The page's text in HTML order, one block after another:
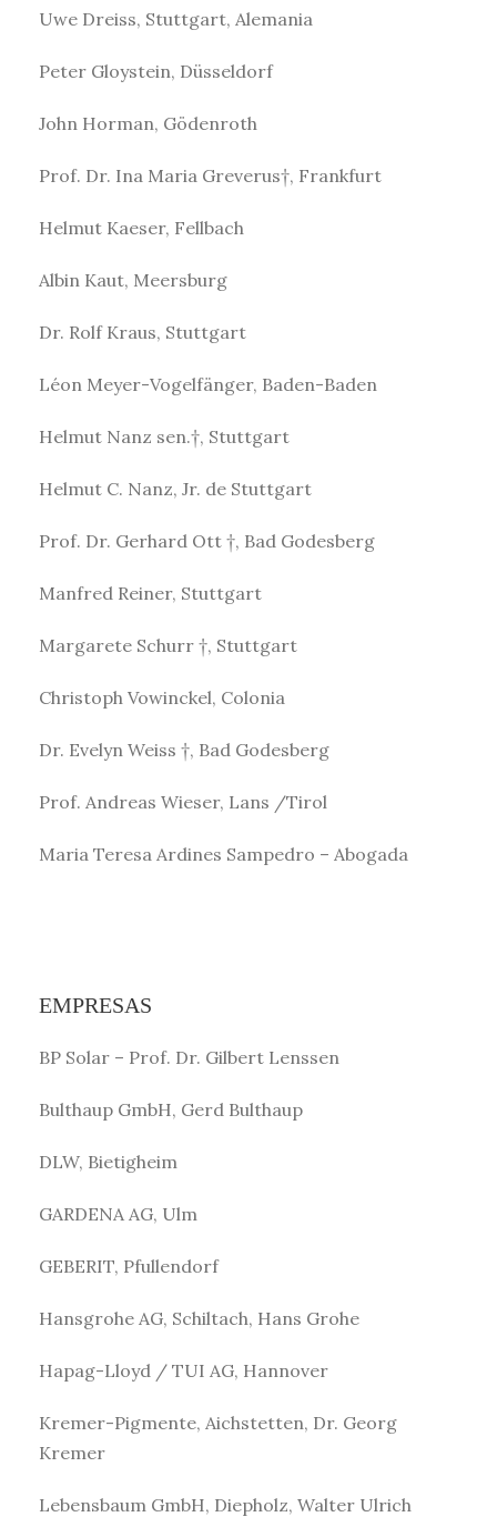
Uwe Dreiss, Stuttgart, Alemania
Peter Gloystein, Düsseldorf
John Horman, Gödenroth
Prof. Dr. Ina Maria Greverus†, Frankfurt
Helmut Kaeser, Fellbach
Albin Kaut, Meersburg
Dr. Rolf Kraus, Stuttgart
Léon Meyer-Vogelfänger, Baden-Baden
Helmut Nanz sen.†, Stuttgart
Helmut C. Nanz, Jr. de Stuttgart
Prof. Dr. Gerhard Ott †, Bad Godesberg
Manfred Reiner, Stuttgart
Margarete Schurr †, Stuttgart
Christoph Vowinckel, Colonia
Dr. Evelyn Weiss †, Bad Godesberg
Prof. Andreas Wieser, Lans /Tirol
Maria Teresa Ardines Sampedro – Abogada
EMPRESAS
BP Solar – Prof. Dr. Gilbert Lenssen
Bulthaup GmbH, Gerd Bulthaup
DLW, Bietigheim
GARDENA AG, Ulm
GEBERIT, Pfullendorf
Hansgrohe AG, Schiltach, Hans Grohe
Hapag-Lloyd / TUI AG, Hannover
Kremer-Pigmente, Aichstetten, Dr. Georg
Kremer
Lebensbaum GmbH, Diepholz, Walter Ulrich